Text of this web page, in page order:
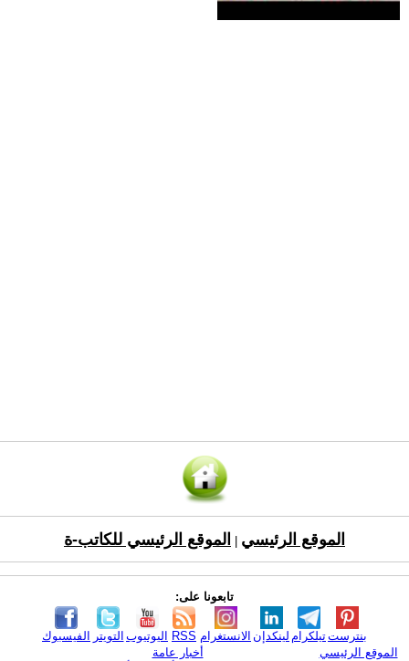
الموقع الرئيسي الموقع الرئيسي للكاتب-ة
تابعونا على:
الفيسبوك التويتر اليوتيوب RSS الانستغرام لينكدإن تيلكرامبنترست
الموقع الرئيسي
أخبار عامة